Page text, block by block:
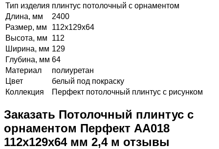
Тип изделия плинтус потолочный с орнаментом
Длина, мм
2400
Размер, мм
112х129х64
Высота, мм
112
Ширина, мм 129
Глубина, мм 64
Материал
полиуретан
Цвет
белый под покраску
Коллекция
Перфект потолочный плинтус с рисунком
Заказать Потолочный плинтус с
орнаментом Перфект AA018
112х129х64 мм 2,4 м отзывы